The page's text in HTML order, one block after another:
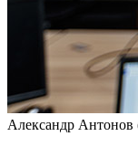
Александр